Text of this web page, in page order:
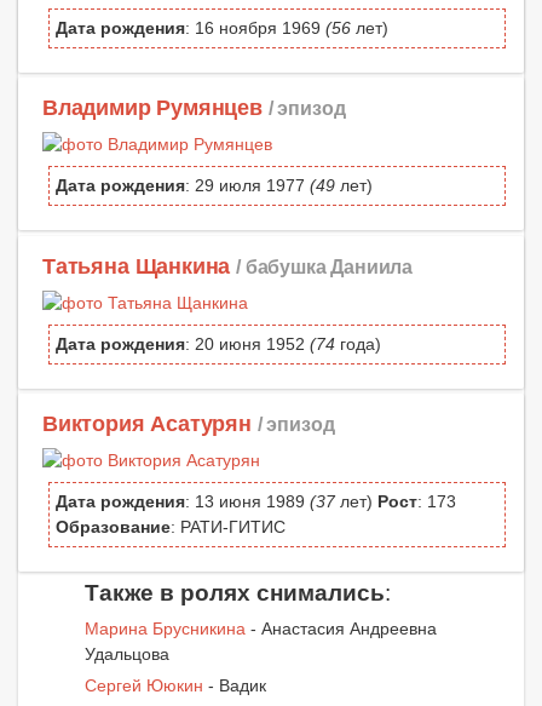
Дата рождения: 16 ноября 1969 (56 лет)
Владимир Румянцев / эпизод
Дата рождения: 29 июля 1977 (49 лет)
Татьяна Щанкина / бабушка Даниила
Дата рождения: 20 июня 1952 (74 года)
Виктория Асатурян / эпизод
Дата рождения: 13 июня 1989 (37лет) Рост: 173
Образование: РАТИ-ГИТИС
Также в ролях снимались:
Марина Брусникина - Анастасия Андреевна
Удальцова
Сергей Ююкин - Вадик